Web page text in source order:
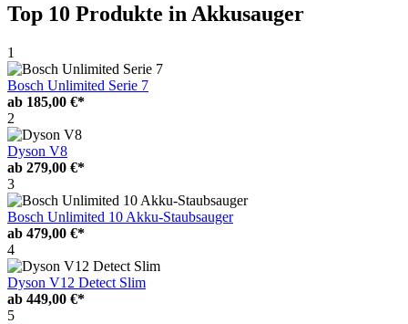
Top 10 Produkte in Akkusauger
1
Bosch Unlimited Serie 7
ab 185,00 €*
2
Dyson V8
ab 279,00 €*
3
Bosch Unlimited 10 Akku-Staubsauger
ab 479,00 €*
4
Dyson V12 Detect Slim
ab 449,00 €*
5